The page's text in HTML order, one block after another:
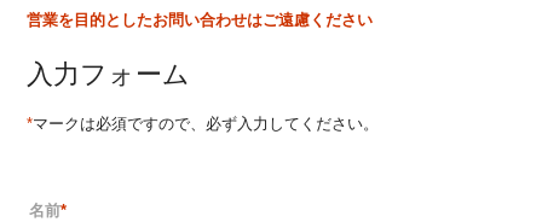
営業を目的としたお問い合わせはご遠慮ください
入力フォーム
*マークは必須ですので、必ず入力してください。
名前*